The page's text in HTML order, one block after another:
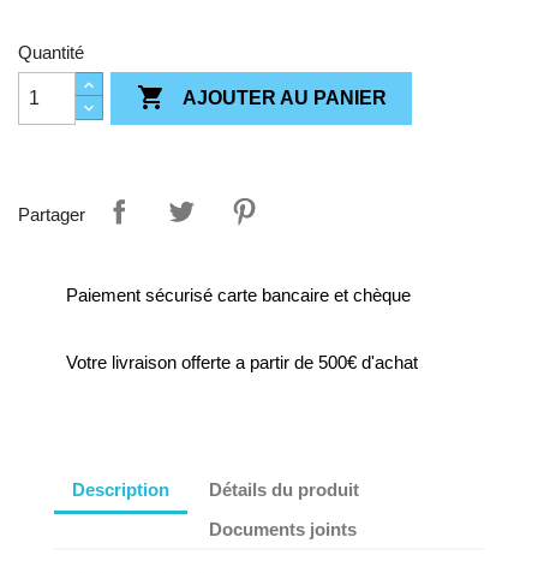
Quantité
 AJOUTER AU PANIER
Partager
Paiement sécurisé carte bancaire et chèque
Votre livraison offerte a partir de 500€ d'achat
Description
Détails du produit
Documents joints